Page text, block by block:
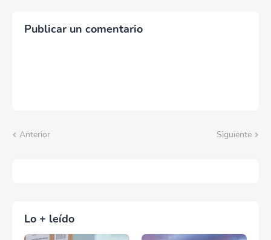
Publicar un comentario
Anterior Siguiente
Lo + leído